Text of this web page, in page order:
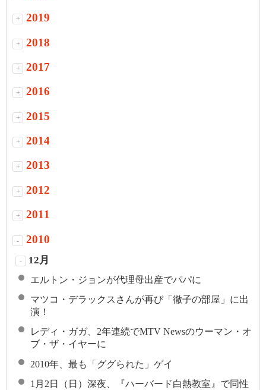
+ 2019
+ 2018
+ 2017
+ 2016
+ 2015
+ 2014
+ 2013
+ 2012
+ 2011
- 2010
- 12月
エルトン・ジョンが代理母出産でパパに
マツコ・デラックスさんが再び「徹子の部屋」に出
演！
レディ・ガガ、2年連続でMTV Newsのウーマン・オ
ブ・ザ・イヤーに
2010年、最も「ググられた」ゲイ
1月2日（日）深夜、『ハーバード白熱教室』で同性